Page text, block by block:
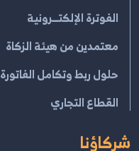
الفوترة الإلكتــرونية
معتمدين من هيئة الزكاة
حلول ربط وتكامل الفاتورة
القطاع التجاري
شركاؤنا